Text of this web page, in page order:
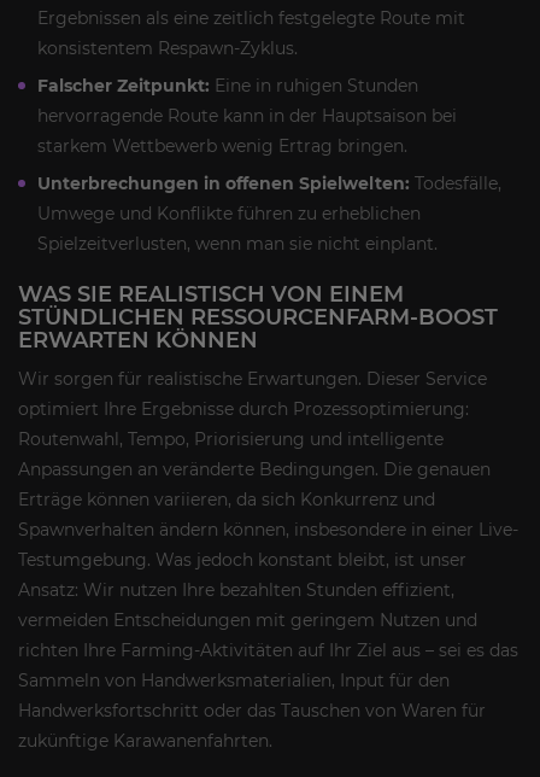
Ergebnissen als eine zeitlich festgelegte Route mit
konsistentem Respawn-Zyklus.
Falscher Zeitpunkt: Eine in ruhigen Stunden
hervorragende Route kann in der Hauptsaison bei
starkem Wettbewerb wenig Ertrag bringen.
Unterbrechungen in offenen Spielwelten: Todesfälle,
Umwege und Konflikte führen zu erheblichen
Spielzeitverlusten, wenn man sie nicht einplant.
WAS SIE REALISTISCH VON EINEM
STÜNDLICHEN RESSOURCENFARM-BOOST
ERWARTEN KÖNNEN
Wir sorgen für realistische Erwartungen. Dieser Service
optimiert Ihre Ergebnisse durch Prozessoptimierung:
Routenwahl, Tempo, Priorisierung und intelligente
Anpassungen an veränderte Bedingungen. Die genauen
Erträge können variieren, da sich Konkurrenz und
Spawnverhalten ändern können, insbesondere in einer Live-
Testumgebung. Was jedoch konstant bleibt, ist unser
Ansatz: Wir nutzen Ihre bezahlten Stunden effizient,
vermeiden Entscheidungen mit geringem Nutzen und
richten Ihre Farming-Aktivitäten auf Ihr Ziel aus – sei es das
Sammeln von Handwerksmaterialien, Input für den
Handwerksfortschritt oder das Tauschen von Waren für
zukünftige Karawanenfahrten.